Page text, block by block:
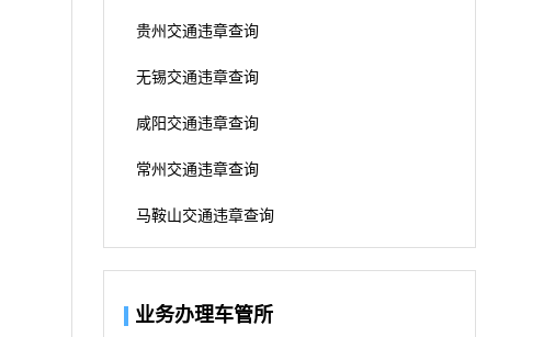
贵州交通违章查询
无锡交通违章查询
咸阳交通违章查询
常州交通违章查询
马鞍山交通违章查询
业务办理车管所